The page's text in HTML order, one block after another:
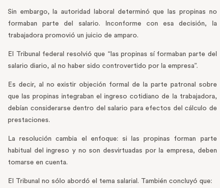
Sin embargo, la autoridad laboral determinó que las propinas no
formaban parte del salario. Inconforme con esa decisión, la
trabajadora promovió un juicio de amparo.
El Tribunal federal resolvió que “las propinas sí formaban parte del
salario diario, al no haber sido controvertido por la empresa”.
Es decir, al no existir objeción formal de la parte patronal sobre
que las propinas integraban el ingreso cotidiano de la trabajadora,
debían considerarse dentro del salario para efectos del cálculo de
prestaciones.
La resolución cambia el enfoque: si las propinas forman parte
habitual del ingreso y no son desvirtuadas por la empresa, deben
tomarse en cuenta.
El Tribunal no sólo abordó el tema salarial. También concluyó que: